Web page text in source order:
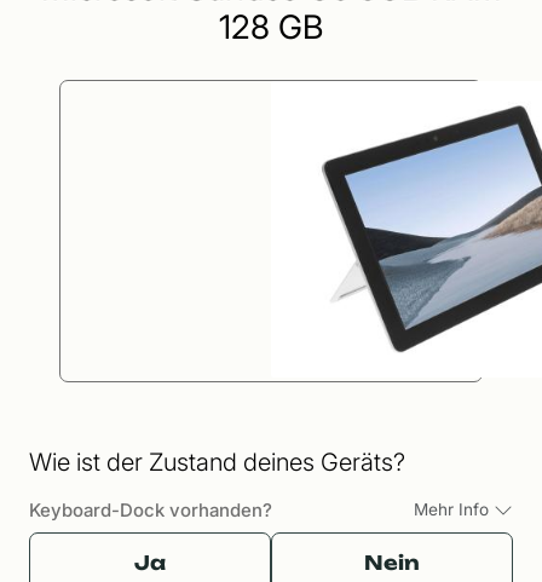
128 GB
Wie ist der Zustand deines Geräts?
Keyboard-Dock vorhanden? Mehr Info
Ja Nein